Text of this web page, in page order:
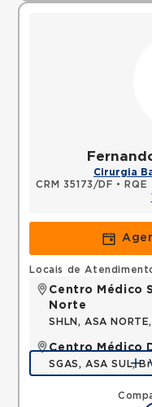
Cirurgia
CRM 35173/DF •
Locais de
Centro Médico
Norte
SHLN, ASA
Centro Médico
SGAS, ASA SUL,